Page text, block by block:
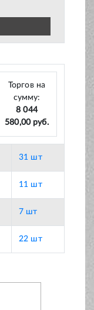
Торгов на
сумму:
8 044
580,00 руб.
31 шт
11 шт
7 шт
22 шт